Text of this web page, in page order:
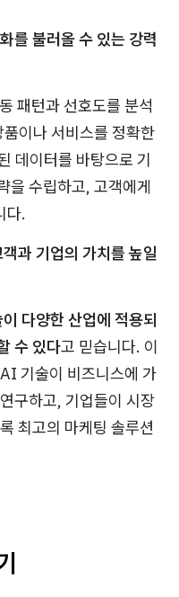
를 불러올 수 있는 강력
패턴과 선호도를 분석
이나 서비스를 정확한
데이터를 바탕으로 기
을 수립하고, 고객에게
다.
과 기업의 가치를 높일
다양한 산업에 적용되
수 있다고 믿습니다. 이
기술이 비즈니스에 가
구하고, 기업들이 시장
최고의 마케팅 솔루션